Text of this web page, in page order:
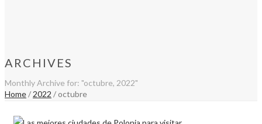
ARCHIVES
Monthly Archive for: "octubre, 2022"
Home/ 2022 / octubre